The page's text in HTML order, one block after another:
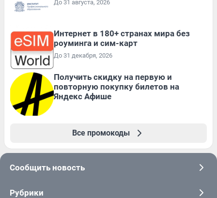
До 31 августа, 2026
Интернет в 180+ странах мира без
роуминга и сим-карт
До 31 декабря, 2026
Получить скидку на первую и
повторную покупку билетов на
Яндекс Афише
Все промокоды
Сообщить новость
Рубрики